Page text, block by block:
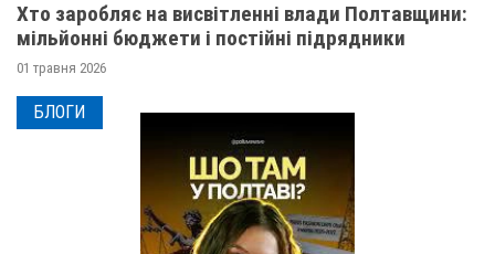
Хто заробляє на висвітленні влади Полтавщини:
мільйонні бюджети і постійні підрядники
01 травня 2026
БЛОГИ